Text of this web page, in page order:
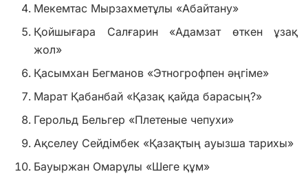
Мекемтас Мырзахметұлы «Абайтану»
Қойшығара Салғарин «Адамзат өткен ұзақ
жол»
Қасымхан Бегманов «Этногрофпен әңгіме»
Марат Қабанбай «Қазақ қайда барасың?»
Герольд Бельгер «Плетеные чепухи»
Ақселеу Сейдімбек «Қазақтың ауызша тарихы»
Бауыржан Омарұлы «Шеге құм»